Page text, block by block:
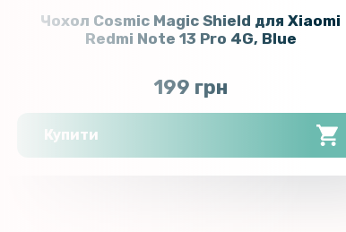
Чохол Cosmic Magic Shield для Xiaomi
Redmi Note 13 Pro 4G, Blue
199 грн
Купити